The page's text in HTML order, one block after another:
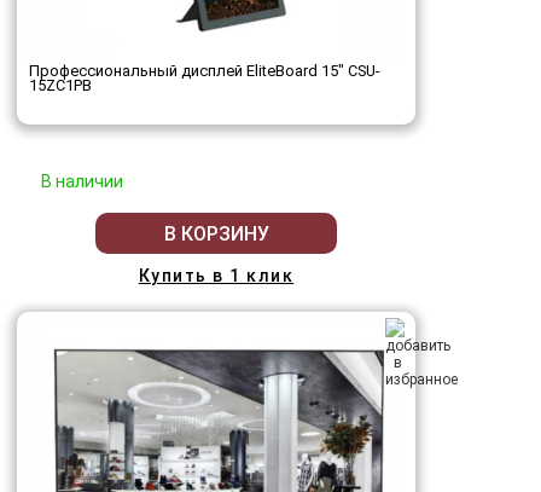
Профессиональный дисплей EliteBoard 15" CSU-
15ZC1PB
В наличии
В КОРЗИНУ
Купить в 1 клик